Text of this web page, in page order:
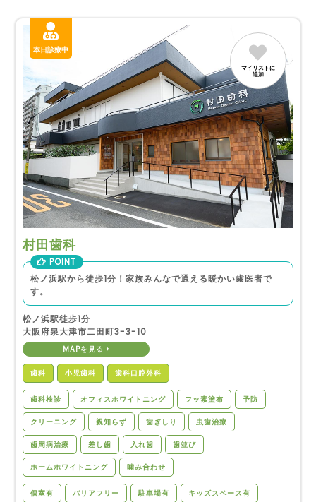
本日診療中
村田歯科
マイリストに
追加
POINT
松ノ浜駅から徒歩1分！家族みんなで通える暖かい歯医者で
す。
松ノ浜駅徒歩1分
大阪府泉大津市二田町3-3-10
MAPを見る
歯科 小児歯科 歯科口腔外科
歯科検診 オフィスホワイトニング フッ素塗布 予防
クリーニング 親知らず 歯ぎしり 虫歯治療
歯周病治療 差し歯 入れ歯 歯並び
ホームホワイトニング 噛み合わせ
個室有 バリアフリー 駐車場有 キッズスペース有